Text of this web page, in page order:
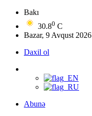
Bakı
30.80 C
Bazar, 9 Avqust 2026
Daxil ol
Abunə